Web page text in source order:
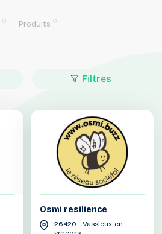
0 Produits 0
Filtres
Osmi resilience
26420 - Vassieux-en-